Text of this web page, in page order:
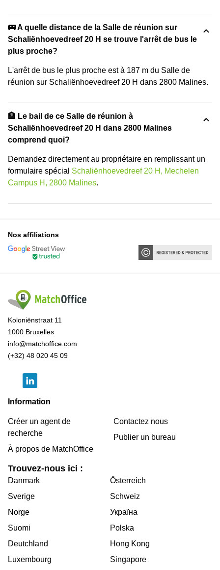
🚌 A quelle distance de la Salle de réunion sur
Schaliënhoevedreef 20 H se trouve l'arrêt de bus le
plus proche?
L'arrêt de bus le plus proche est à 187 m du Salle de
réunion sur Schaliënhoevedreef 20 H dans 2800 Malines.
🏦 Le bail de ce Salle de réunion à
Schaliënhoevedreef 20 H dans 2800 Malines
comprend quoi?
Demandez directement au propriétaire en remplissant un
formulaire spécial Schaliënhoevedreef 20 H, Mechelen
Campus H, 2800 Malines.
Nos affiliations
Koloniënstraat 11
1000 Bruxelles
info@matchoffice.com
(+32) 48 020 45 09
Information
Créer un agent de
recherche
À propos de MatchOffice
Contactez nous
Publier un bureau
Trouvez-nous ici :
Danmark
Sverige
Norge
Suomi
Deutchland
Luxembourg
Österreich
Schweiz
Україна
Polska
Hong Kong
Singapore